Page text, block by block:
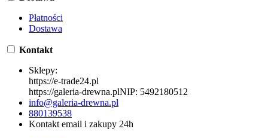
Płatności
Dostawa
Kontakt
Sklepy:
https://e-trade24.pl
https://galeria-drewna.plNIP: 5492180512
info@galeria-drewna.pl
880139538
Kontakt email i zakupy 24h